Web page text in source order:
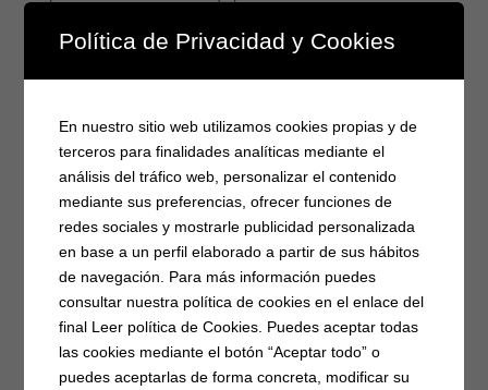
Limpieza de solares urbanos obligatorio
Ampliación alerta por riesgo meteorológico de incendios
Etiquetas
4G(3) Actividades(18) Artesanía(2)
Asoc. Músico-cultural Atención al publico
Autocaravanas(1) Barbacoas(2)
Campaña matanzas (3) Casa del Parque(3) Catastro(2)
concierto
Política de Privacidad y Cookies
En nuestro sitio web utilizamos cookies propias y de
terceros para finalidades analíticas mediante el
análisis del tráfico web, personalizar el contenido
mediante sus preferencias, ofrecer funciones de
redes sociales y mostrarle publicidad personalizada
en base a un perfil elaborado a partir de sus hábitos
de navegación. Para más información puedes
consultar nuestra política de cookies en el enlace del
final Leer política de Cookies. Puedes aceptar todas
las cookies mediante el botón “Aceptar todo” o
puedes aceptarlas de forma concreta, modificar su